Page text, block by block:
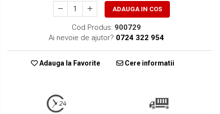
ADAUGA IN COS
Cod Produs: 900729
Ai nevoie de ajutor? 0724 322 954
Adauga la Favorite Cere informatii